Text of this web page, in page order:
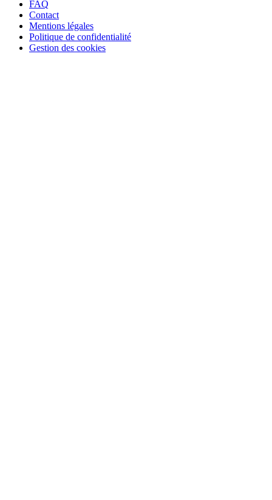
FAQ
Contact
Mentions légales
Politique de confidentialité
Gestion des cookies